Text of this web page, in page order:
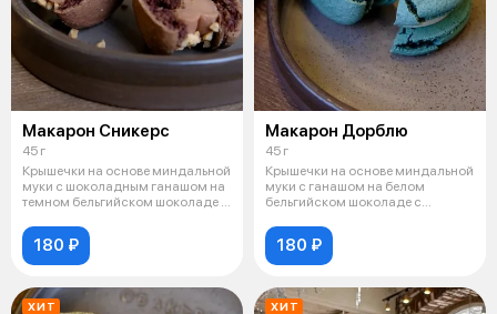
Макарон Сникерс
45 г
Крышечки на основе миндальной
муки с шоколадным ганашом на
темном бельгийском шоколаде с
180 ₽
Макарон Дорблю
45 г
Крышечки на основе миндальной
муки с ганашом на белом
бельгийском шоколаде с
180 ₽
ХИТ ХИТ